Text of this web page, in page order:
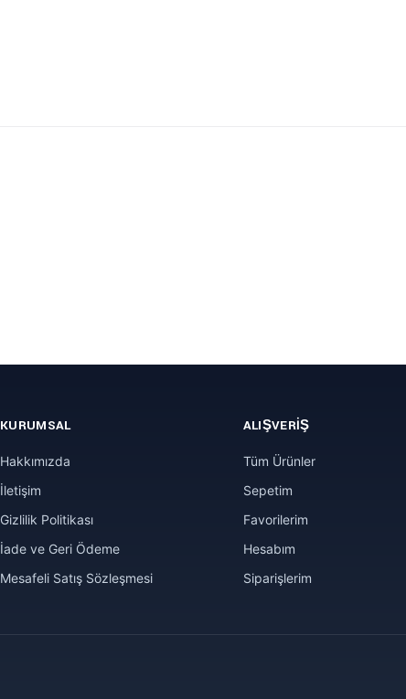
KURUMSAL
Hakkımızda
İletişim
Gizlilik Politikası
İade ve Geri Ödeme
Mesafeli Satış Sözleşmesi
ALIŞVERIŞ
Tüm Ürünler
Sepetim
Favorilerim
Hesabım
Siparişlerim